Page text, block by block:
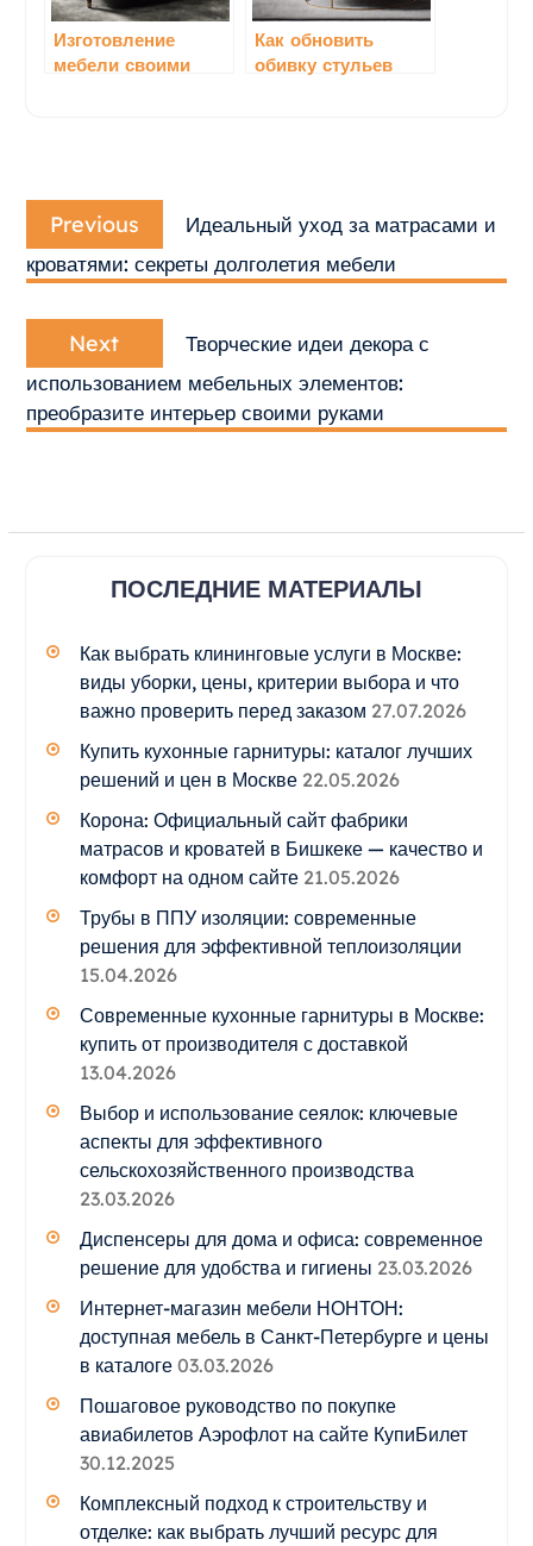
Изготовление
мебели своими
Как обновить
обивку стульев
Навигация
по
записям
Previous
Previous
post:
Идеальный уход за матрасами и
кроватями: секреты долголетия мебели
Next
Next
post:
Творческие идеи декора с
использованием мебельных элементов:
преобразите интерьер своими руками
ПОСЛЕДНИЕ МАТЕРИАЛЫ
Как выбрать клининговые услуги в Москве:
виды уборки, цены, критерии выбора и что
важно проверить перед заказом 27.07.2026
Купить кухонные гарнитуры: каталог лучших
решений и цен в Москве 22.05.2026
Корона: Официальный сайт фабрики
матрасов и кроватей в Бишкеке — качество и
комфорт на одном сайте 21.05.2026
Трубы в ППУ изоляции: современные
решения для эффективной теплоизоляции
15.04.2026
Современные кухонные гарнитуры в Москве:
купить от производителя с доставкой
13.04.2026
Выбор и использование сеялок: ключевые
аспекты для эффективного
сельскохозяйственного производства
23.03.2026
Диспенсеры для дома и офиса: современное
решение для удобства и гигиены 23.03.2026
Интернет-магазин мебели НОНТОН:
доступная мебель в Санкт-Петербурге и цены
в каталоге 03.03.2026
Пошаговое руководство по покупке
авиабилетов Аэрофлот на сайте КупиБилет
30.12.2025
Комплексный подход к строительству и
отделке: как выбрать лучший ресурс для